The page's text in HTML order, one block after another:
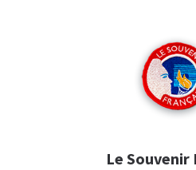
Le Souvenir